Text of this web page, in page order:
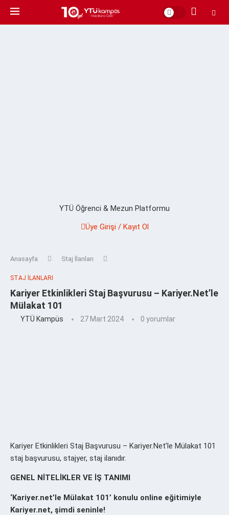
YTÜ Öğrenci & Mezun Platformu
Üye Girişi / Kayıt Ol
Anasayfa Staj İlanları
STAJ İLANLARI
Kariyer Etkinlikleri Staj Başvurusu – Kariyer.Net’le
Mülakat 101
YTÜ Kampüs 27 Mart 2024 0 yorumlar
Kariyer Etkinlikleri Staj Başvurusu – Kariyer.Net’le Mülakat 101
staj başvurusu, stajyer, staj ilanıdır.
GENEL NİTELİKLER VE İŞ TANIMI
‘Kariyer.net’le Mülakat 101’ konulu online eğitimiyle
Kariyer.net, şimdi seninle!